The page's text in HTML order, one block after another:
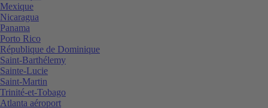
Mexique
Nicaragua
Panama
Porto Rico
République de Dominique
Saint-Barthélemy
Sainte-Lucie
Saint-Martin
Trinité-et-Tobago
Atlanta aéroport